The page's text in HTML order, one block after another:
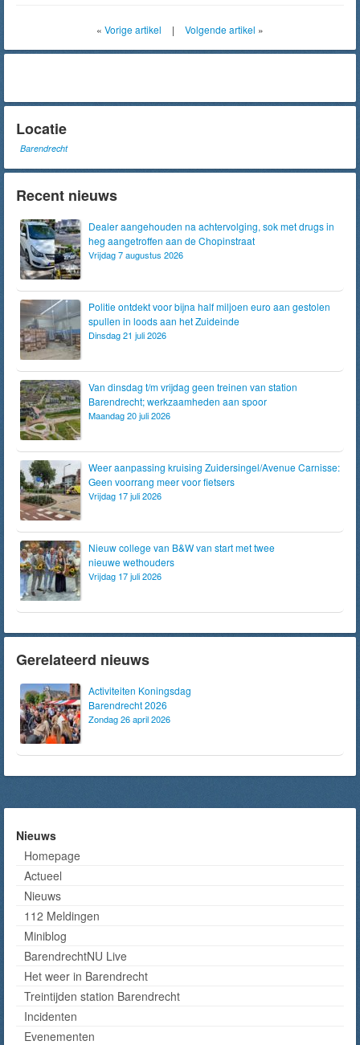
« Vorige artikel | Volgende artikel »
Locatie
Barendrecht
Recent nieuws
Dealer aangehouden na achtervolging, sok met drugs in
heg aangetroffen aan de Chopinstraat
Vrijdag 7 augustus 2026
Politie ontdekt voor bijna half miljoen euro aan gestolen
spullen in loods aan het Zuideinde
Dinsdag 21 juli 2026
Van dinsdag t/m vrijdag geen treinen van station
Barendrecht; werkzaamheden aan spoor
Maandag 20 juli 2026
Weer aanpassing kruising Zuidersingel/Avenue Carnisse:
Geen voorrang meer voor fietsers
Vrijdag 17 juli 2026
Nieuw college van B&W van start met twee
nieuwe wethouders
Vrijdag 17 juli 2026
Gerelateerd nieuws
Activiteiten Koningsdag
Barendrecht 2026
Zondag 26 april 2026
Nieuws
Homepage
Actueel
Nieuws
112 Meldingen
Miniblog
BarendrechtNU Live
Het weer in Barendrecht
Treintijden station Barendrecht
Incidenten
Evenementen